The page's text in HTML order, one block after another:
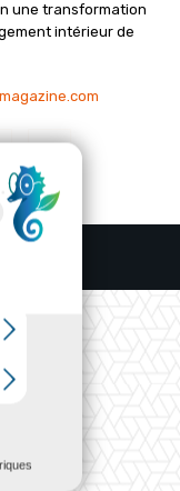
une transformation
intérieur de